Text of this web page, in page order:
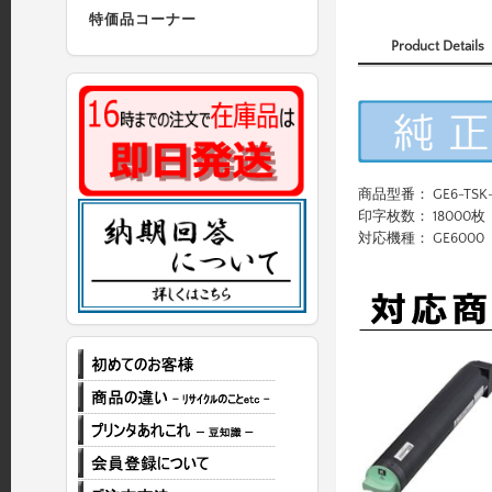
特価品コーナー
Product Details
商品型番： GE6-
印字枚数： 18000枚
対応機種： GE6000